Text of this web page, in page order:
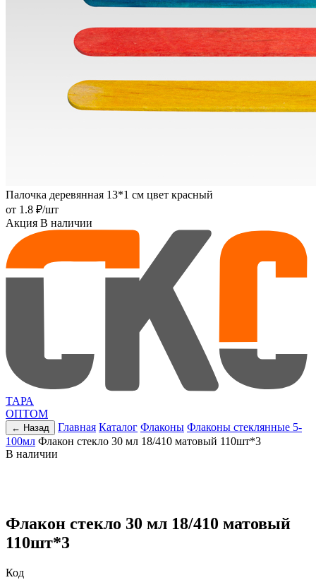
Палочка деревянная 13*1 см цвет красный
от 1.8 ₽/шт
Акция В наличии
ТАРА
ОПТОМ
← Назад Главная Каталог Флаконы Флаконы стеклянные 5-
100мл Флакон стекло 30 мл 18/410 матовый 110шт*3
В наличии
Флакон стекло 30 мл 18/410 матовый
110шт*3
Код